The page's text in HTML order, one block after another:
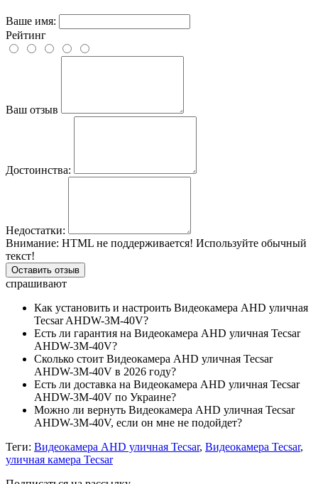
Ваше имя:
Рейтинг
Ваш отзыв
Достоинства:
Недостатки:
Внимание: HTML не поддерживается! Используйте обычный
текст!
Оставить отзыв
спрашивают
Как установить и настроить Видеокамера AHD уличная
Tecsar AHDW-3M-40V?
Есть ли гарантия на Видеокамера AHD уличная Tecsar
AHDW-3M-40V?
Сколько стоит Видеокамера AHD уличная Tecsar
AHDW-3M-40V в 2026 году?
Есть ли доставка на Видеокамера AHD уличная Tecsar
AHDW-3M-40V по Украине?
Можно ли вернуть Видеокамера AHD уличная Tecsar
AHDW-3M-40V, если он мне не подойдет?
Теги: Видеокамера AHD уличная Tecsar, Видеокамера Tecsar,
уличная камера Tecsar